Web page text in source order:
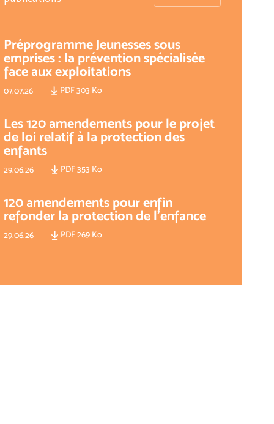
Préprogramme Jeunesses sous
emprises : la prévention spécialisée
face aux exploitations
07.07.26 PDF 303 Ko
Les 120 amendements pour le projet
de loi relatif à la protection des
enfants
29.06.26 PDF 353 Ko
120 amendements pour enfin
refonder la protection de l'enfance
29.06.26 PDF 269 Ko